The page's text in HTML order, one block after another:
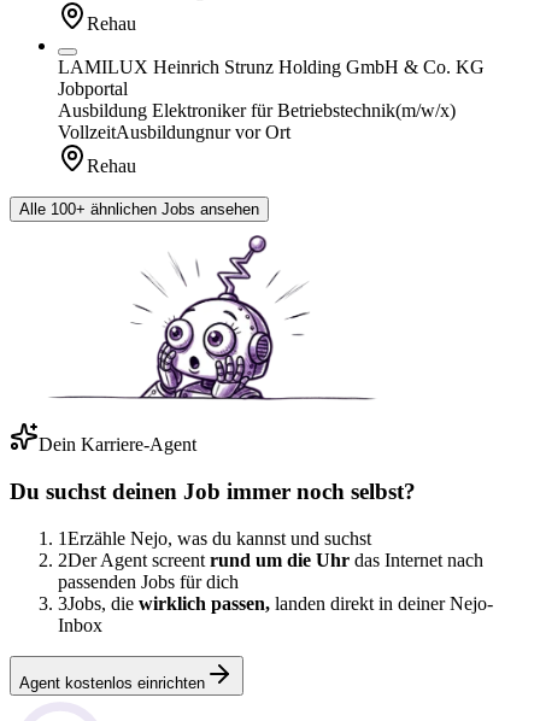
Rehau
LAMILUX Heinrich Strunz Holding GmbH & Co. KG
Jobportal
Ausbildung Elektroniker für Betriebstechnik(m/w/x)
VollzeitAusbildungnur vor Ort
Rehau
Alle 100+ ähnlichen Jobs ansehen
Dein Karriere-Agent
Du suchst deinen Job immer noch selbst?
1Erzähle Nejo, was du kannst und suchst
2Der Agent screent rund um die Uhr das Internet nach
passenden Jobs für dich
3Jobs, die wirklich passen, landen direkt in deiner Nejo-
Inbox
Agent kostenlos einrichten